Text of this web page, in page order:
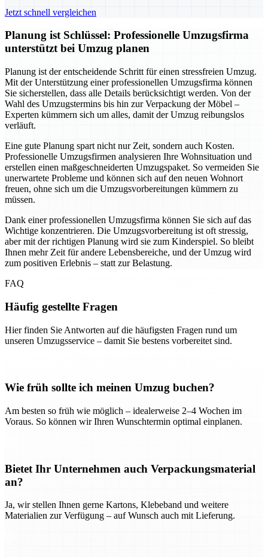
Jetzt schnell vergleichen
Planung ist Schlüssel: Professionelle Umzugsfirma
unterstützt bei Umzug planen
Planung ist der entscheidende Schritt für einen stressfreien Umzug.
Mit der Unterstützung einer professionellen Umzugsfirma können
Sie sicherstellen, dass alle Details berücksichtigt werden. Von der
Wahl des Umzugstermins bis hin zur Verpackung der Möbel –
Experten kümmern sich um alles, damit der Umzug reibungslos
verläuft.
Eine gute Planung spart nicht nur Zeit, sondern auch Kosten.
Professionelle Umzugsfirmen analysieren Ihre Wohnsituation und
erstellen einen maßgeschneiderten Umzugspaket. So vermeiden Sie
unerwartete Probleme und können sich auf den neuen Wohnort
freuen, ohne sich um die Umzugsvorbereitungen kümmern zu
müssen.
Dank einer professionellen Umzugsfirma können Sie sich auf das
Wichtige konzentrieren. Die Umzugsvorbereitung ist oft stressig,
aber mit der richtigen Planung wird sie zum Kinderspiel. So bleibt
Ihnen mehr Zeit für andere Lebensbereiche, und der Umzug wird
zum positiven Erlebnis – statt zur Belastung.
FAQ
Häufig gestellte Fragen
Hier finden Sie Antworten auf die häufigsten Fragen rund um
unseren Umzugsservice – damit Sie bestens vorbereitet sind.
Wie früh sollte ich meinen Umzug buchen?
Am besten so früh wie möglich – idealerweise 2–4 Wochen im
Voraus. So können wir Ihren Wunschtermin optimal einplanen.
Bietet Ihr Unternehmen auch Verpackungsmaterial
an?
Ja, wir stellen Ihnen gerne Kartons, Klebeband und weitere
Materialien zur Verfügung – auf Wunsch auch mit Lieferung.